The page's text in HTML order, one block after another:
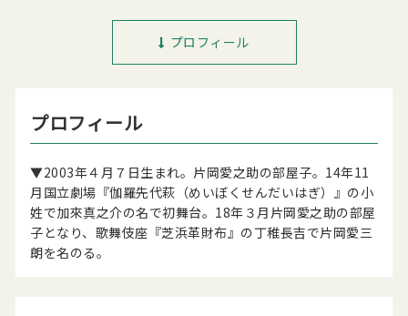
プロフィール
プロフィール
▼2003年４月７日生まれ。片岡愛之助の部屋子。14年11
月国立劇場『伽羅先代萩（めいぼくせんだいはぎ）』の小
姓で加來真之介の名で初舞台。18年３月片岡愛之助の部屋
子となり、歌舞伎座『芝浜革財布』の丁稚長吉で片岡愛三
朗を名のる｡